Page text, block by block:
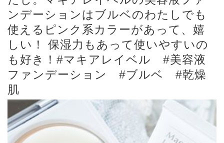
ンデーションはブルベのわたしでも
使えるピンク系カラーがあって、嬉
しい！ 保湿力もあって使いやすいの
も好き！#マキアレイベル #美容液
ファンデーション #ブルベ #乾燥
肌